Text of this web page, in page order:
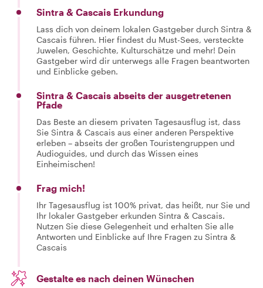
Sintra & Cascais Erkundung
Lass dich von deinem lokalen Gastgeber durch Sintra &
Cascais führen. Hier findest du Must-Sees, versteckte
Juwelen, Geschichte, Kulturschätze und mehr! Dein
Gastgeber wird dir unterwegs alle Fragen beantworten
und Einblicke geben.
Sintra & Cascais abseits der ausgetretenen
Pfade
Das Beste an diesem privaten Tagesausflug ist, dass
Sie Sintra & Cascais aus einer anderen Perspektive
erleben – abseits der großen Touristengruppen und
Audioguides, und durch das Wissen eines
Einheimischen!
Frag mich!
Ihr Tagesausflug ist 100% privat, das heißt, nur Sie und
Ihr lokaler Gastgeber erkunden Sintra & Cascais.
Nutzen Sie diese Gelegenheit und erhalten Sie alle
Antworten und Einblicke auf Ihre Fragen zu Sintra &
Cascais
Gestalte es nach deinen Wünschen